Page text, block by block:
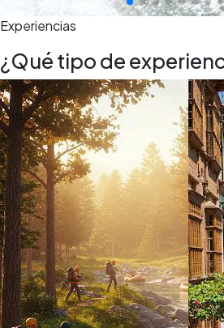
5,0(5)
3 h
Experiencias
¿Qué tipo de